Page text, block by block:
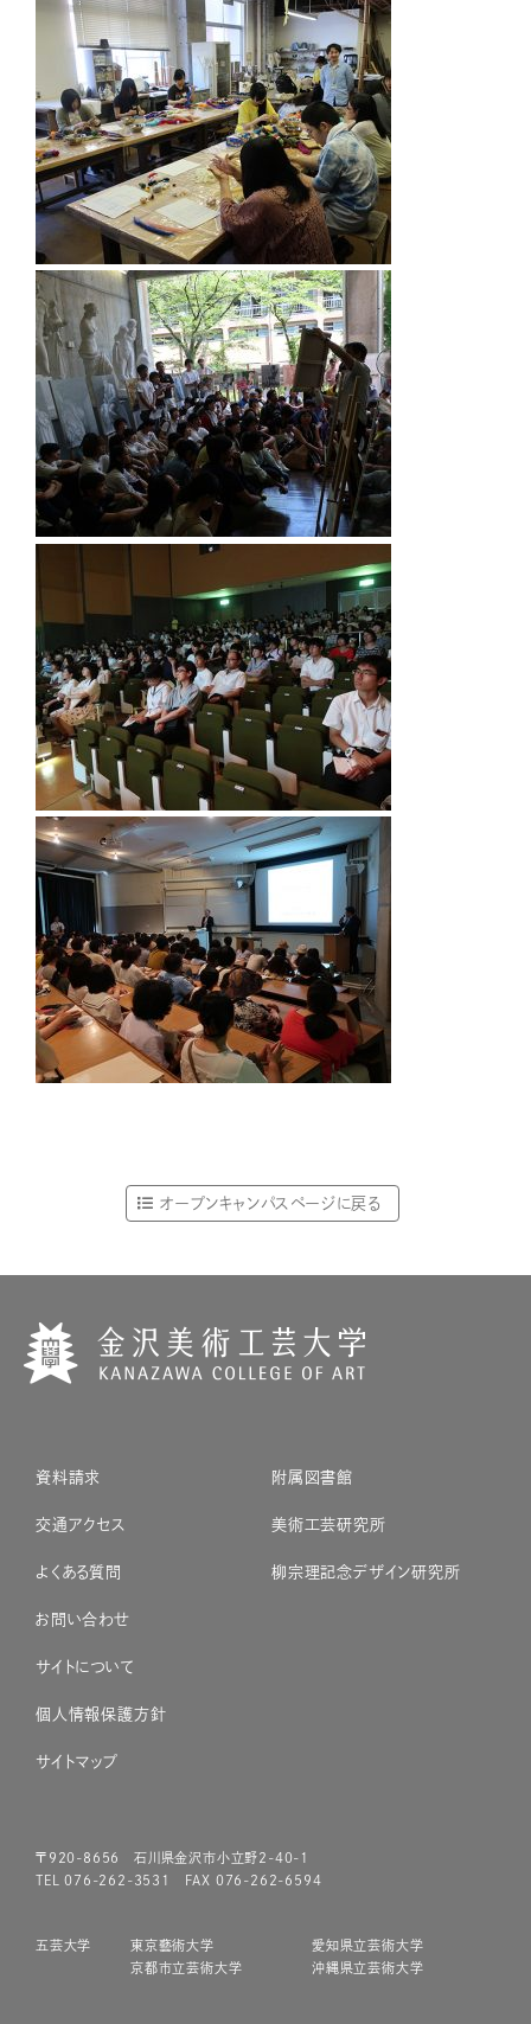
オープンキャンパスページに戻る
資料請求
交通アクセス
よくある質問
お問い合わせ
サイトについて
個人情報保護方針
サイトマップ
附属図書館
美術工芸研究所
柳宗理記念デザイン研究所
〒920-8656 石川県金沢市小立野2-40-1
TEL 076-262-3531 FAX 076-262-6594
五芸大学 東京藝術大学
愛知県立芸術大学
京都市立芸術大学
沖縄県立芸術大学